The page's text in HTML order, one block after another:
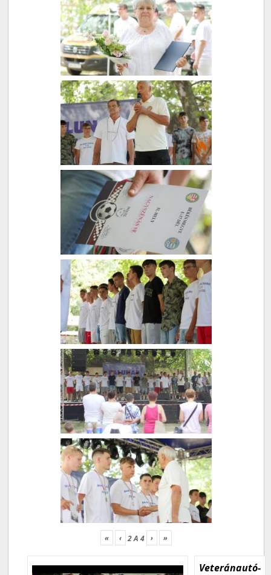
« ‹ 2A 4 › »
Veteránautó-